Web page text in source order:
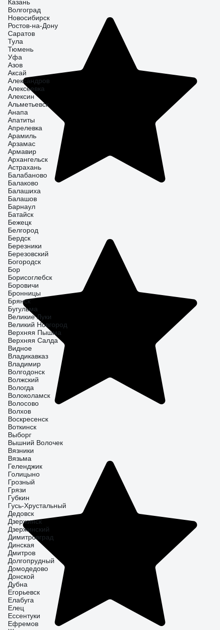
Казань
Волгоград
Новосибирск
Ростов-на-Дону
Саратов
Тула
Тюмень
Уфа
Азов
Аксай
Александров
Алексеевка
Алексин
Альметьевск
Анапа
Апатиты
Апрелевка
Арамиль
Арзамас
Армавир
Архангельск
Астрахань
Балабаново
Балаково
Балашиха
Балашов
Барнаул
Батайск
Бежецк
Белгород
Бердск
Березники
Березовский
Богородск
Бор
Борисоглебск
Боровичи
Бронницы
Брянск
Бугульма
Великие Луки
Великий Новгород
Верхняя Пышма
Верхняя Салда
Видное
Владикавказ
Владимир
Волгодонск
Волжский
Вологда
Волоколамск
Волосово
Волхов
Воскресенск
Воткинск
Выборг
Вышний Волочек
Вязники
Вязьма
Геленджик
Голицыно
Грозный
Грязи
Губкин
Гусь-Хрустальный
Дедовск
Дзержинск
Дзержинский
Димитровград
Динская
Дмитров
Долгопрудный
Домодедово
Донской
Дубна
Егорьевск
Елабуга
Елец
Ессентуки
Ефремов